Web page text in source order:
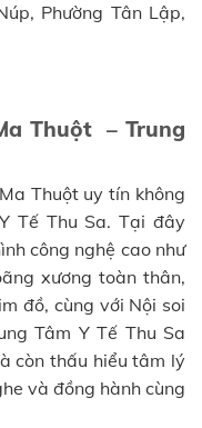
Phường Tân Lập,
Thuột – Trung
Thuột uy tín không
Tế Thu Sa. Tại đây
công nghệ cao như
xương toàn thân,
đồ, cùng với Nội soi
Tâm Y Tế Thu Sa
còn thấu hiểu tâm lý
và đồng hành cùng